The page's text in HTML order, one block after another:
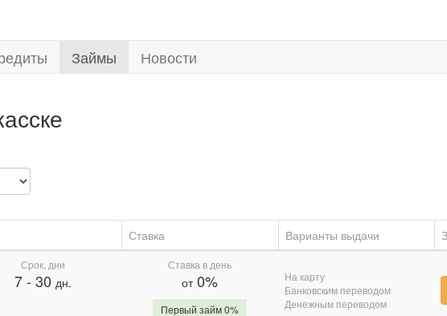
Займы Новости
Ставка Варианты выдачи
Срок, дни
7- 30 дн.
Ставка в день
от0%
Первый займ 0%
На карту
Банковским переводом
Денежным переводом